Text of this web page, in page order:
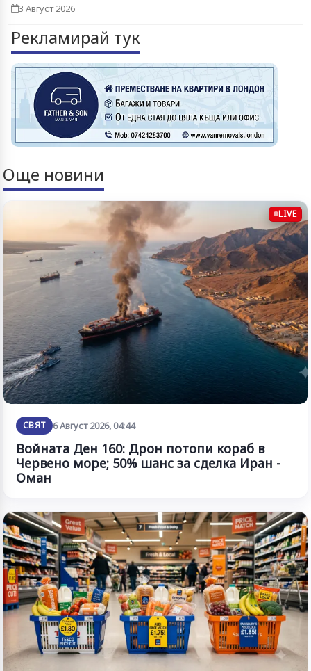
3 Август 2026
Рекламирай тук
Още новини
LIVE
СВЯТ 6 Август 2026, 04:44
Войната Ден 160: Дрон потопи кораб в
Червено море; 50% шанс за сделка Иран -
Оман